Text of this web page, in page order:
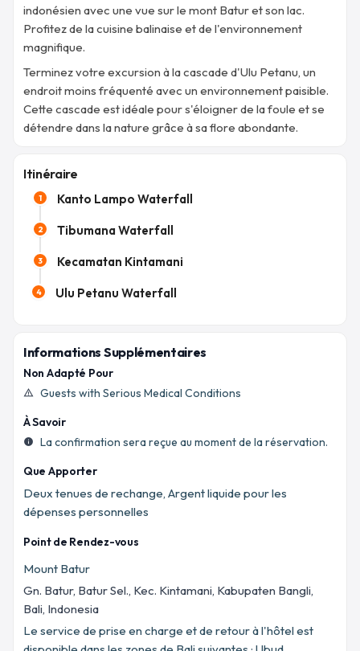
indonésien avec une vue sur le mont Batur et son lac.
Profitez de la cuisine balinaise et de l'environnement
magnifique.
Terminez votre excursion à la cascade d'Ulu Petanu, un
endroit moins fréquenté avec un environnement paisible.
Cette cascade est idéale pour s'éloigner de la foule et se
détendre dans la nature grâce à sa flore abondante.
Itinéraire
1 Kanto Lampo Waterfall
2 Tibumana Waterfall
3 Kecamatan Kintamani
4 Ulu Petanu Waterfall
Informations Supplémentaires
Non Adapté Pour
warning_amber
Guests with Serious Medical Conditions
À Savoir
info
La confirmation sera reçue au moment de la réservation.
Que Apporter
Deux tenues de rechange, Argent liquide pour les
dépenses personnelles
Point de Rendez-vous
Mount Batur
Gn. Batur, Batur Sel., Kec. Kintamani, Kabupaten Bangli,
Bali, Indonesia
Le service de prise en charge et de retour à l'hôtel est